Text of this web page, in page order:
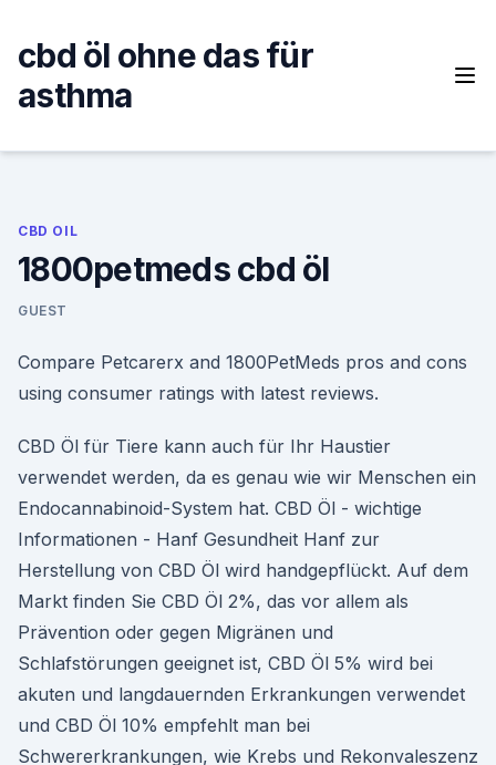
content
cbd öl ohne das für
asthma
CBD OIL
1800petmeds cbd öl
GUEST
Compare Petcarerx and 1800PetMeds pros and cons
using consumer ratings with latest reviews.
CBD Öl für Tiere kann auch für Ihr Haustier
verwendet werden, da es genau wie wir Menschen ein
Endocannabinoid-System hat. CBD Öl - wichtige
Informationen - Hanf Gesundheit Hanf zur
Herstellung von CBD Öl wird handgepflückt. Auf dem
Markt finden Sie CBD Öl 2%, das vor allem als
Prävention oder gegen Migränen und
Schlafstörungen geeignet ist, CBD Öl 5% wird bei
akuten und langdauernden Erkrankungen verwendet
und CBD Öl 10% empfehlt man bei
Schwererkrankungen, wie Krebs und Rekonvaleszenz